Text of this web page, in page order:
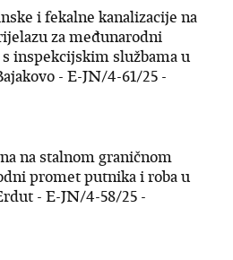
i fekalne kanalizacije na
za međunarodni
inspekcijskim službama u
- E-JN/4-61/25 -
na stalnom graničnom
promet putnika i roba u
- E-JN/4-58/25 -